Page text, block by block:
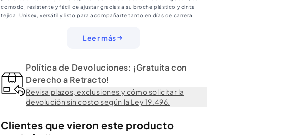
cómodo, resistente y fácil de ajustar gracias a su broche plástico y cinta
tejida. Unisex, versátil y listo para acompañarte tanto en días de carrera
Leer más
Política de Devoluciones: ¡Gratuita con
Derecho a Retracto!
Revisa plazos, exclusiones y cómo solicitar la
devolución sin costo según la Ley 19.496.
Clientes que vieron este producto